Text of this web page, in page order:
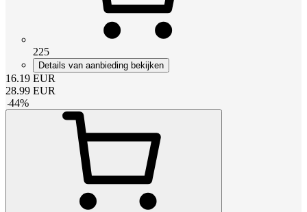
225
Details van aanbieding bekijken
16.19 EUR
28.99 EUR
-44%